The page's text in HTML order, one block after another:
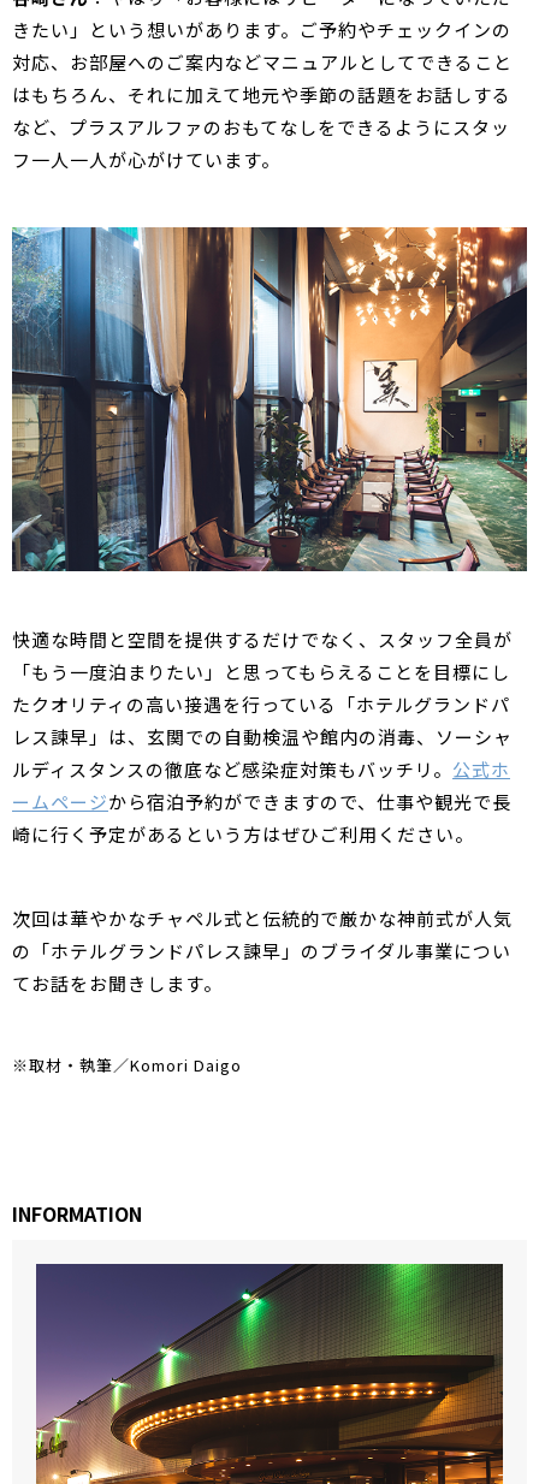
きたい」という想いがあります。ご予約やチェックインの
対応、お部屋へのご案内などマニュアルとしてできること
はもちろん、それに加えて地元や季節の話題をお話しする
など、プラスアルファのおもてなしをできるようにスタッ
フ一人一人が心がけています。
快適な時間と空間を提供するだけでなく、スタッフ全員が
「もう一度泊まりたい」と思ってもらえることを目標にし
たクオリティの高い接遇を行っている「ホテルグランドパ
レス諫早」は、玄関での自動検温や館内の消毒、ソーシャ
ルディスタンスの徹底など感染症対策もバッチリ。 公式ホ
ームページから宿泊予約ができますので、仕事や観光で長
崎に行く予定があるという方はぜひご利用ください。
次回は華やかなチャペル式と伝統的で厳かな神前式が人気
の「ホテルグランドパレス諫早」のブライダル事業につい
てお話をお聞きします。
※取材・執筆／Komori Daigo
INFORMATION